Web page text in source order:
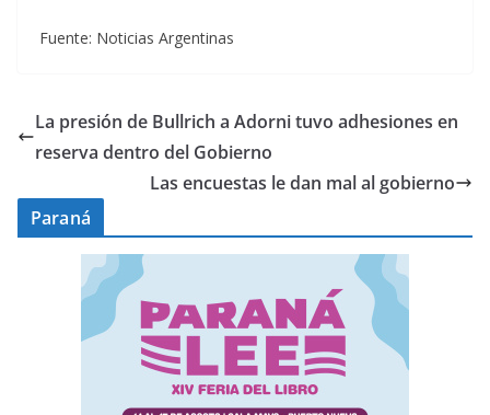
Fuente: Noticias Argentinas
La presión de Bullrich a Adorni tuvo adhesiones en
reserva dentro del Gobierno
Las encuestas le dan mal al gobierno
Paraná